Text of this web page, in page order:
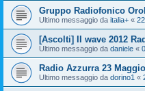
Gruppo Radiofonico
Ultimo messaggio da italia+ «
[Ascolti] II wave 2012
Ultimo messaggio da daniele «
Radio Azzurra 23
Ultimo messaggio da dorino1 «